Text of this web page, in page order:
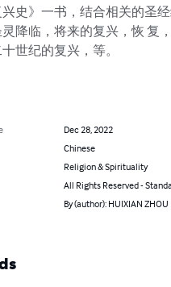
兴史》一书，结合相关的圣
降临，将来的复兴，恢 复
世纪的复兴，等。
Dec 28, 2022
Chinese
Religion & Spirituality
All Rights Reserved -
By (author): HUIXIAN ZHOU